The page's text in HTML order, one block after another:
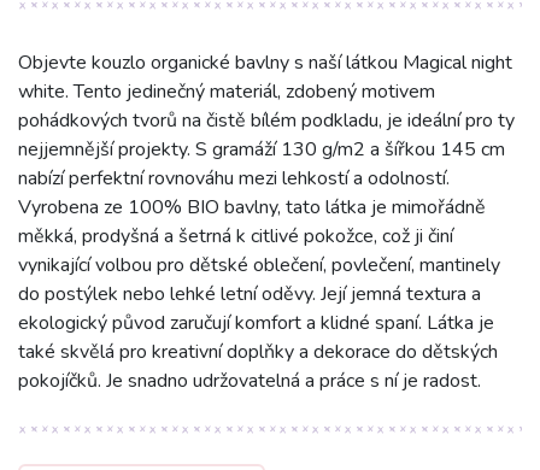
Objevte kouzlo organické bavlny s naší látkou Magical night
white. Tento jedinečný materiál, zdobený motivem
pohádkových tvorů na čistě bílém podkladu, je ideální pro ty
nejjemnější projekty. S gramáží 130 g/m2 a šířkou 145 cm
nabízí perfektní rovnováhu mezi lehkostí a odolností.
Vyrobena ze 100% BIO bavlny, tato látka je mimořádně
měkká, prodyšná a šetrná k citlivé pokožce, což ji činí
vynikající volbou pro dětské oblečení, povlečení, mantinely
do postýlek nebo lehké letní oděvy. Její jemná textura a
ekologický původ zaručují komfort a klidné spaní. Látka je
také skvělá pro kreativní doplňky a dekorace do dětských
pokojíčků. Je snadno udržovatelná a práce s ní je radost.